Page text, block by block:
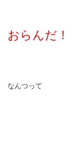
おらんだ！
なんつって